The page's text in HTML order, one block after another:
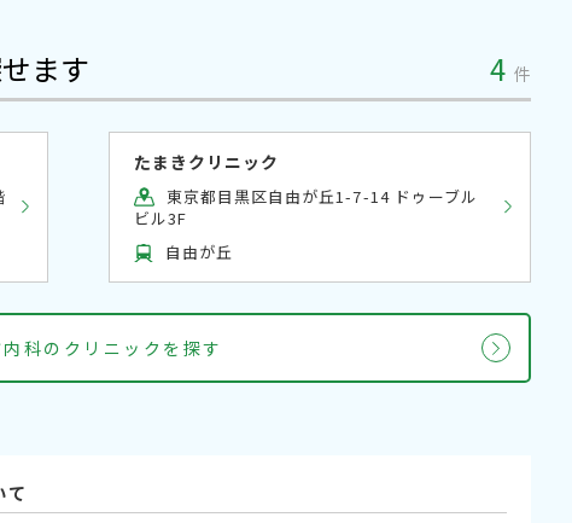
ます 4 件
たまきクリニック
東京都目黒区自由が丘1-7-14 ドゥーブル
ビル3F
自由が丘
科のクリニックを探す
て